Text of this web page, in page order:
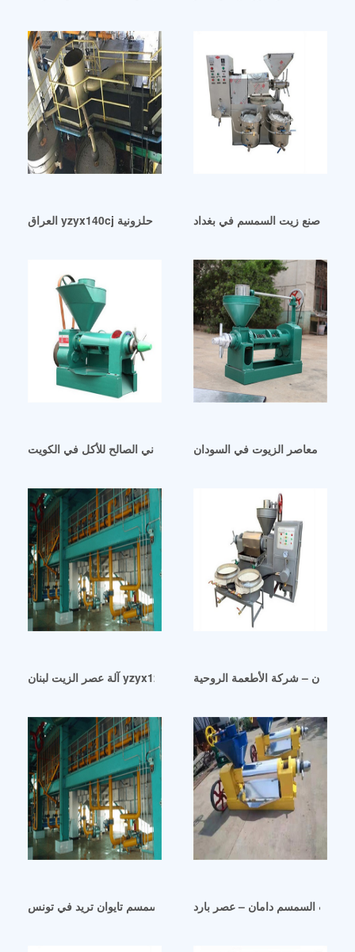
العراق yzyx140cj معصرة زيت حلزونيةآلة صنع زيت السمسم في بغداد
مصنع آلة طحن زيت الفول السوداني الصالح للأكل في الكويت
أفضل معاصر الزيوت في السودان
آلة عصر الزيت لبنان yzyx120 من شركة global sources oil
لبنان – شركة الأطعمة الروحية
خط إنتاج تعبئة زيت السمسم تايوان تريد في تونسزيت السمسم دامان – عصر بارد